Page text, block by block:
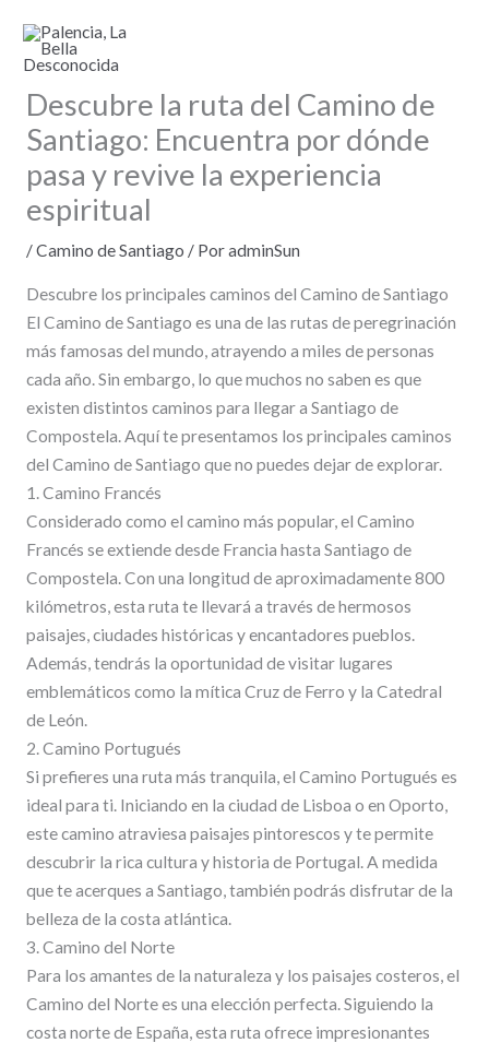
contenido
Descubre la ruta del Camino de
Santiago: Encuentra por dónde
pasa y revive la experiencia
espiritual
/Camino de Santiago / PoradminSun
Descubre los principales caminos del Camino de Santiago
El Camino de Santiago es una de las rutas de peregrinación
más famosas del mundo, atrayendo a miles de personas
cada año. Sin embargo, lo que muchos no saben es que
existen distintos caminos para llegar a Santiago de
Compostela. Aquí te presentamos los principales caminos
del Camino de Santiago que no puedes dejar de explorar.
1. Camino Francés
Considerado como el camino más popular, el Camino
Francés se extiende desde Francia hasta Santiago de
Compostela. Con una longitud de aproximadamente 800
kilómetros, esta ruta te llevará a través de hermosos
paisajes, ciudades históricas y encantadores pueblos.
Además, tendrás la oportunidad de visitar lugares
emblemáticos como la mítica Cruz de Ferro y la Catedral
de León.
2. Camino Portugués
Si prefieres una ruta más tranquila, el Camino Portugués es
ideal para ti. Iniciando en la ciudad de Lisboa o en Oporto,
este camino atraviesa paisajes pintorescos y te permite
descubrir la rica cultura y historia de Portugal. A medida
que te acerques a Santiago, también podrás disfrutar de la
belleza de la costa atlántica.
3. Camino del Norte
Para los amantes de la naturaleza y los paisajes costeros, el
Camino del Norte es una elección perfecta. Siguiendo la
costa norte de España, esta ruta ofrece impresionantes